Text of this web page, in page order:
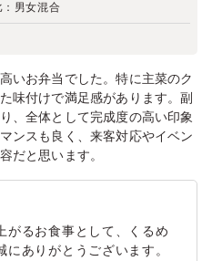
男女混合
いお弁当でした。特に主菜のク
味付けで満足感があります。副
、全体として完成度の高い印象
ンスも良く、来客対応やイベン
だと思います。
がるお食事として、くるめ
ありがとうございます。